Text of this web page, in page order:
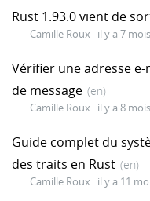
Rust 1.93.0 vient de
Camille Roux il y a 7 mois
Vérifier une adresse
de message (en)
Camille Roux il y a 8 mois
Guide complet du
des traits en Rust (en)
Camille Roux il y a 11